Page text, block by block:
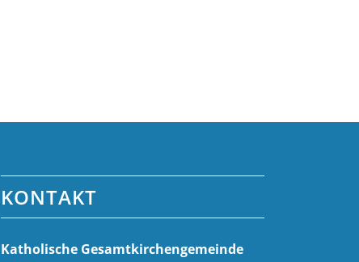
KONTAKT
Katholische Gesamt­kirchen­gemeinde